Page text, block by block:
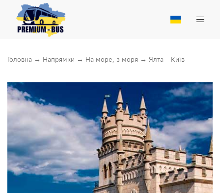
Головна → Напрямки → На море, з моря → Ялта – Київ